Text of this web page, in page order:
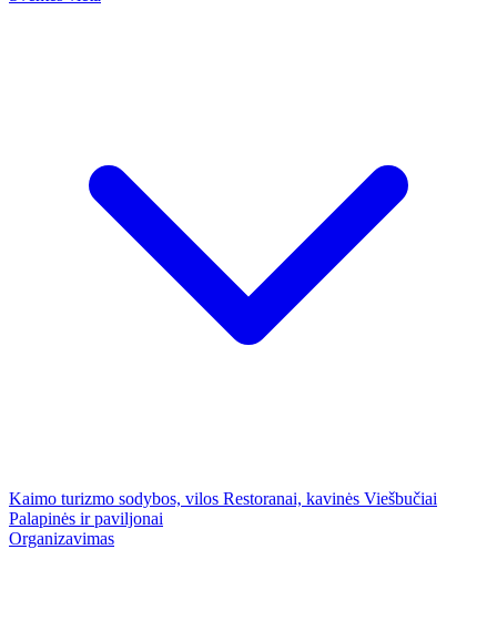
Kaimo turizmo sodybos, vilos Restoranai, kavinės Viešbučiai
Palapinės ir paviljonai
Organizavimas